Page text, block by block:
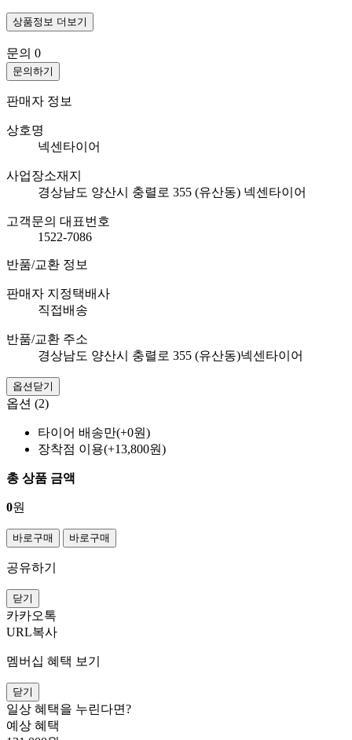
상품정보 더보기
문의 0
문의하기
판매자 정보
상호명
넥센타이어
사업장소재지
경상남도 양산시 충렬로 355 (유산동) 넥센타이어
고객문의 대표번호
1522-7086
반품/교환 정보
판매자 지정택배사
직접배송
반품/교환 주소
경상남도 양산시 충렬로 355 (유산동)넥센타이어
옵션닫기
옵션 (2)
타이어 배송만(+0원)
장착점 이용(+13,800원)
총 상품 금액
0원
바로구매 바로구매
공유하기
닫기
카카오톡
URL복사
멤버십 혜택 보기
닫기
일상 혜택을 누린다면?
예상 혜택